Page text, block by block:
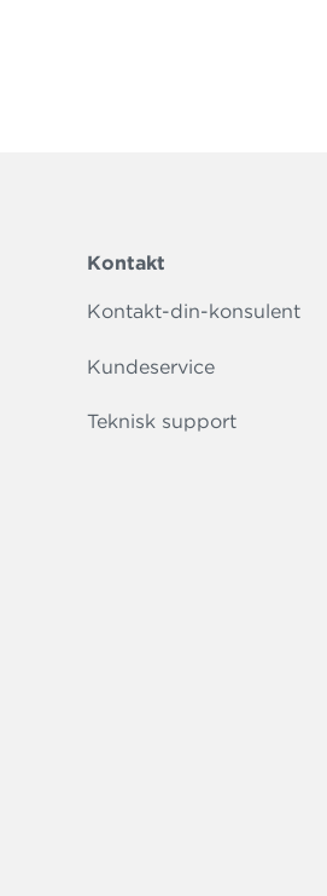
Kontakt
Kontakt-din-konsulent
Kundeservice
Teknisk support